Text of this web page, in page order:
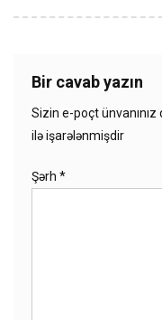
Bir cavab yazın
Sizin e-poçt ünvanınız
ilə işarələnmişdir
Şərh *